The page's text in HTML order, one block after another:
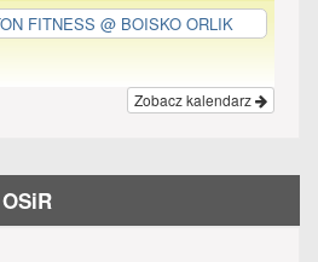
all
options
FITNESS @ BOISKO ORLIK
Zobacz kalendarz